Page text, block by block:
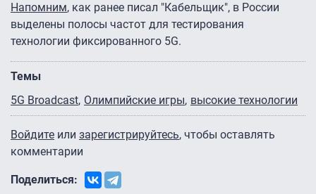
Напомним, как ранее писал "Кабельщик", в России
выделены полосы частот для тестирования
технологии фиксированного 5G.
Темы
5G Broadcast Олимпийские игры высокие технологии
Войдите или зарегистрируйтесь, чтобы оставлять
комментарии
Поделиться: